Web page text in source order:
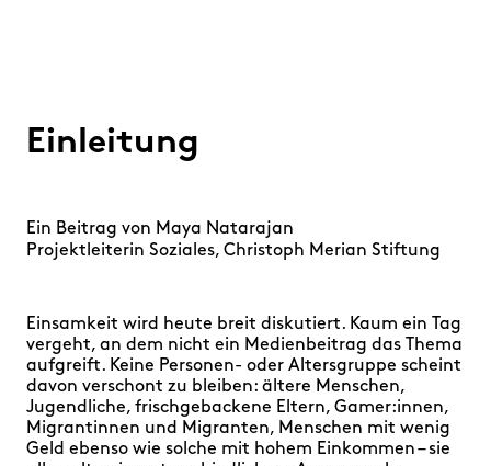
Einleitung
Ein Beitrag von Maya Natarajan
Projektleiterin Soziales, Christoph Merian Stiftung
Einsamkeit wird heute breit diskutiert. Kaum ein Tag
vergeht, an dem nicht ein Medienbeitrag das Thema
aufgreift. Keine Personen- oder Altersgruppe scheint
davon verschont zu bleiben: ältere Menschen,
Jugendliche, frischgebackene Eltern, Gamer:innen,
Migrantinnen und Migranten, Menschen mit wenig
Geld ebenso wie solche mit hohem Einkommen – sie